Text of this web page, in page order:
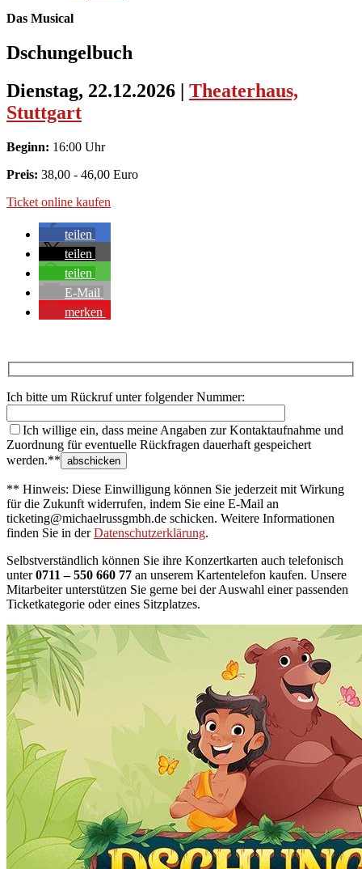
Das Musical
Dschungelbuch
Dienstag, 22.12.2026 | Theaterhaus,
Stuttgart
Beginn: 16:00 Uhr
Preis: 38,00 - 46,00 Euro
Ticket online kaufen
teilen
teilen
teilen
E-Mail
merken
Ich bitte um Rückruf unter folgender Nummer:
Ich willige ein, dass meine Angaben zur Kontaktaufnahme und
Zuordnung für eventuelle Rückfragen dauerhaft gespeichert
werden.**
** Hinweis: Diese Einwilligung können Sie jederzeit mit Wirkung
für die Zukunft widerrufen, indem Sie eine E-Mail an
ticketing@michaelrussgmbh.de schicken. Weitere Informationen
finden Sie in derDatenschutzerklärung.
Selbstverständlich können Sie ihre Konzertkarten auch telefonisch
unter0711 – 550 660 77 an unserem Kartentelefon kaufen. Unsere
Mitarbeiter unterstützen Sie gerne bei der Auswahl einer passenden
Ticketkategorie oder eines Sitzplatzes.